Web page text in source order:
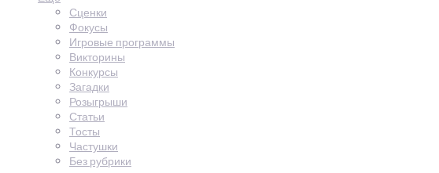
Сценки
Фокусы
Игровые программы
Викторины
Конкурсы
Загадки
Розыгрыши
Статьи
Тосты
Частушки
Без рубрики